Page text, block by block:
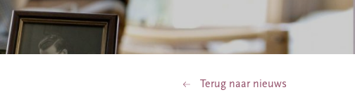
Terug naar nieuws